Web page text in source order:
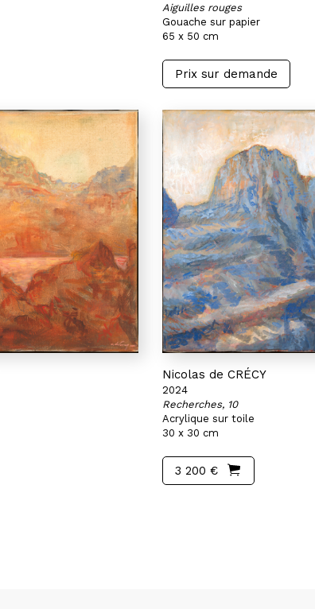
Aiguilles rouges
Gouache sur papier
65 x 50 cm
Prix sur demande
Nicolas de CRÉCY
2024
Recherches, 10
Acrylique sur toile
30 x 30 cm
3 200 €